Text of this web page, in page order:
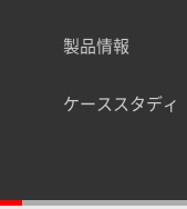
製品情報
ケーススタディ